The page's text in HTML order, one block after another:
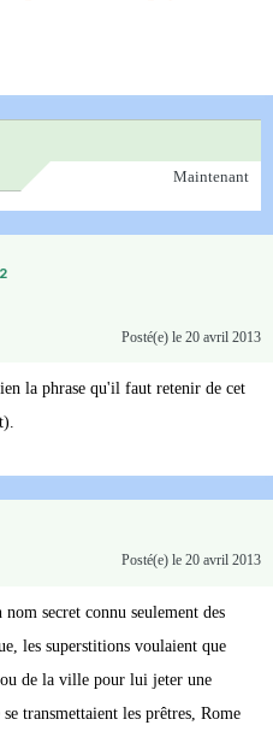
Maintenant
Posté(e) le 20 avril 2013
la phrase qu'il faut retenir de cet
Posté(e) le 20 avril 2013
secret connu seulement des
les superstitions voulaient que
de la ville pour lui jeter une
transmettaient les prêtres, Rome